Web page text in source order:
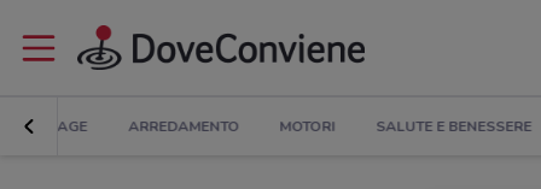
BRICOLAGE ARREDAMENTO MOTORI SALUTE E BENESSERE